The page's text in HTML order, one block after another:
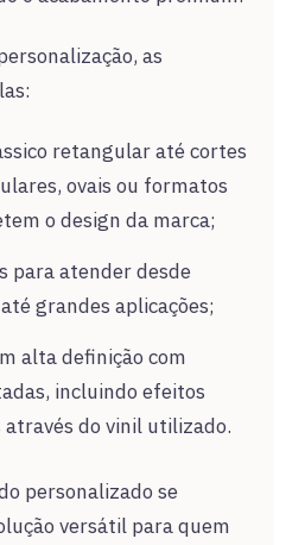
as
retangular até cortes
ovais ou formatos
o design da marca;
para atender desde
grandes aplicações;
alta definição com
incluindo efeitos
do vinil utilizado.
personalizado se
versátil para quem